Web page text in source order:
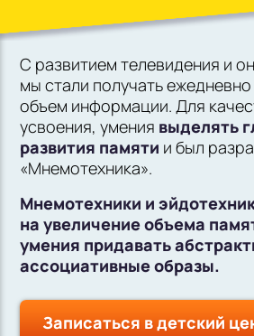
на
на
в Московской
области
Показать на
С развитием телевидения и
мы стали получать
объем информации. Для
усвоения, умения выделять
развития памяти и был
«Мнемотехника».
Мнемотехники и
на увеличение объема
умения придавать
ассоциативные образы.
Записаться в детский